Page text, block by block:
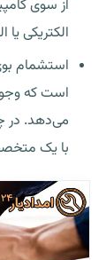
الکتریکی
استشمام
است که
می‌دهد. در
با یک